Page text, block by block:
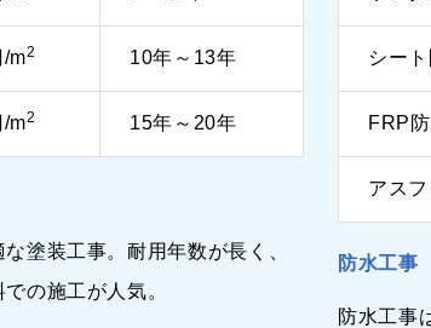
/m2 10年～13年
/m2 15年～20年
塗装工事。耐用年数が長く、
の施工が人気。
シー
FRP
アス
防水工事
防水工事